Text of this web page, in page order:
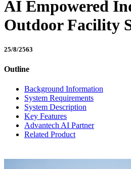
AI Empowered
Outdoor Facility
25/8/2563
Outline
Background Information
System Requirements
System Description
Key Features
Advantech AI Partner
Related Product